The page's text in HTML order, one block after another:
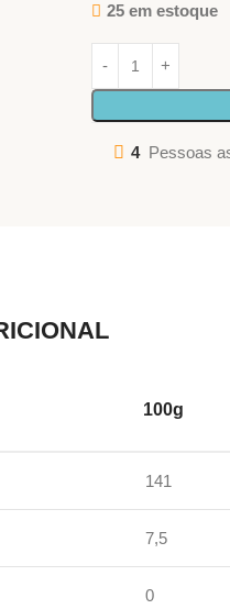
25 em estoque
4 Pessoas
100g
141
7,5
0